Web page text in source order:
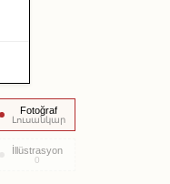
Fotoğraf
Լուսանկար
İllüstrasyon
0